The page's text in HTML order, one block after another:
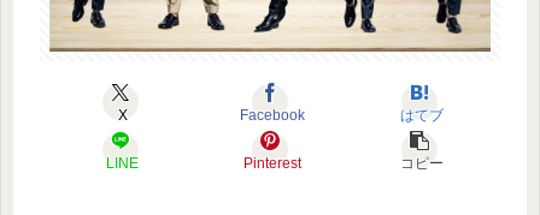
X Facebook はてブ
LINE Pinterest コピー